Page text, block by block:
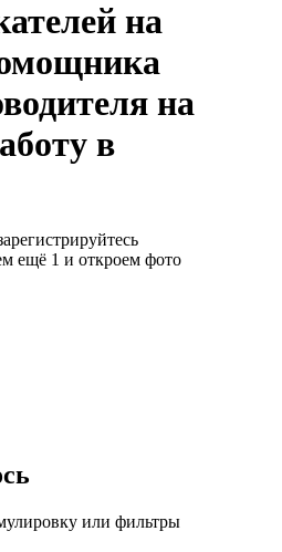
на
на
в
ещё 1 и откроем фото
или фильтры